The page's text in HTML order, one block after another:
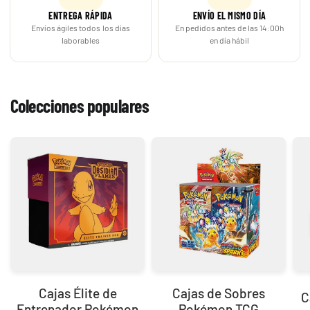
ENTREGA RÁPIDA
Envíos ágiles todos los días
laborables
ENVÍO EL MISMO DÍA
En pedidos antes de las 14:00h
en día hábil
Colecciones populares
Cajas Élite de
Cajas de Sobres